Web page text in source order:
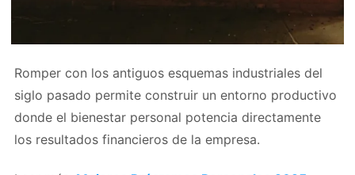
Romper con los antiguos esquemas industriales del
siglo pasado permite construir un entorno productivo
donde el bienestar personal potencia directamente
los resultados financieros de la empresa.